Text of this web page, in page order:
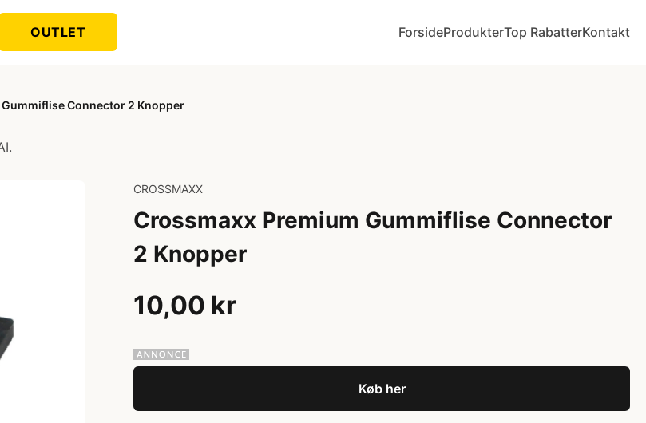
OUTLET ForsideProdukterTop RabatterKontakt
Connector 2 Knopper
CROSSMAXX
Crossmaxx Premium Gummiflise Connector
2 Knopper
10,00 kr
Køb her